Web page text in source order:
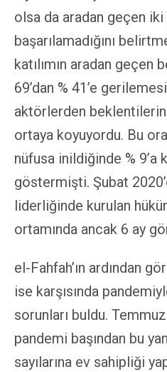
olsa da aradan geçen iki
başarılamadığını
katılımın aradan geçen
69’dan % 41’e
aktörlerden
ortaya koyuyordu. Bu
nüfusa inildiğinde % 9’a
göstermişti. Şubat
liderliğinde kurulan
ortamında ancak 6 ay
el-Fahfah’ın ardından
ise karşısında
sorunları buldu. Temmuz
pandemi başından bu
sayılarına ev sahipliği